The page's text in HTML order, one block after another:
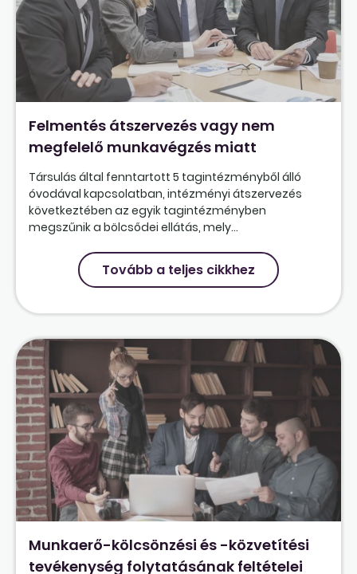
Felmentés átszervezés vagy nem
megfelelő munkavégzés miatt
Társulás által fenntartott 5 tagintézményből álló
óvodával kapcsolatban, intézményi átszervezés
következtében az egyik tagintézményben
megszűnik a bölcsődei ellátás, mely...
Tovább a teljes cikkhez
Munkaerő-kölcsönzési és -közvetítési
tevékenység folytatásának feltételei